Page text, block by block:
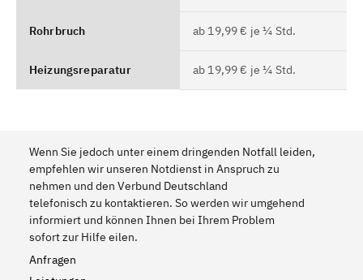
Rohrbruch ab 19,99 € je ¼ Std.
Heizungsreparatur ab 19,99 € je ¼ Std.
Wenn Sie jedoch unter einem dringenden Notfall leiden,
empfehlen wir unseren Notdienst in Anspruch zu
nehmen und den Verbund Deutschland
telefonisch zu kontaktieren. So werden wir umgehend
informiert und können Ihnen bei Ihrem Problem
sofort zur Hilfe eilen.
Anfragen